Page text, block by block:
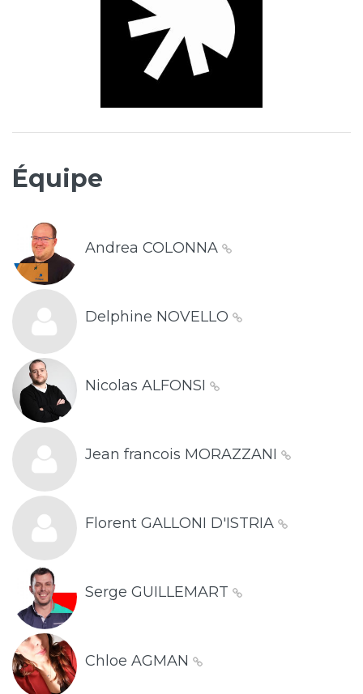
Équipe
Andrea COLONNA
Delphine NOVELLO
Nicolas ALFONSI
Jean francois MORAZZANI
Florent GALLONI D'ISTRIA
Serge GUILLEMART
Chloe AGMAN